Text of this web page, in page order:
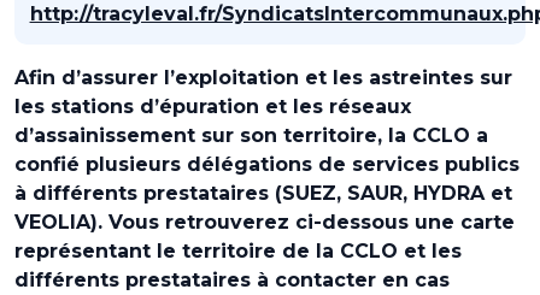
http://tracyleval.fr/
Afin d’assurer l’exploitation et les astreintes sur
les stations d’épuration et les réseaux
d’assainissement sur son territoire, la CCLO a
confié plusieurs délégations de services publics
à différents prestataires (SUEZ, SAUR, HYDRA et
VEOLIA). Vous retrouverez ci-dessous une carte
représentant le territoire de la CCLO et les
différents prestataires à contacter en cas